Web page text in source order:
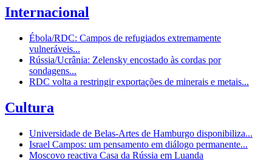
Internacional
Ébola/RDC: Campos de refugiados extremamente
vulneráveis...
Rússia/Ucrânia: Zelensky encostado às cordas por
sondagens...
RDC volta a restringir exportações de minerais e metais...
Cultura
Universidade de Belas-Artes de Hamburgo disponibiliza...
Israel Campos: um pensamento em diálogo permanente...
Moscovo reactiva Casa da Rússia em Luanda